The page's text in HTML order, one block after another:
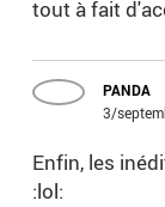
tout à fait
PANDA
3/
Enfin, les
:lol: